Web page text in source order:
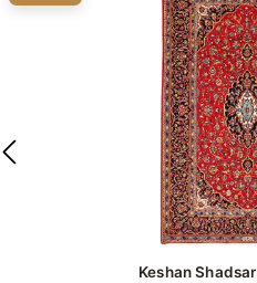
Keshan Shadsar